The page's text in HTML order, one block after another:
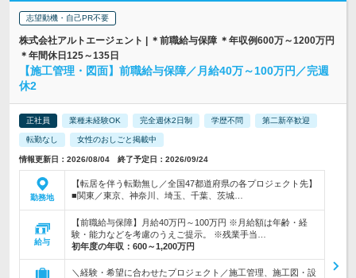
志望動機・自己PR不要
株式会社アルトエージェント | ＊前職給与保障 ＊年収例600万～1200万円
＊年間休日125～135日
【施工管理・図面】前職給与保障／月給40万～100万円／完週
休2
正社員 業種未経験OK 完全週休2日制 学歴不問 第二新卒歓迎
転勤なし 女性のおしごと掲載中
情報更新日：2026/08/04 終了予定日：2026/09/24
勤務地
【転居を伴う転勤無し／全国47都道府県の各プロジェクト先】
■関東／東京、神奈川、埼玉、千葉、茨城…
給与
【前職給与保障】月給40万円～100万円 ※月給額は年齢・経
験・能力などを考慮のうえご提示。 ※残業手当…
初年度の年収： 600～1,200万円
＼経験・希望に合わせたプロジェクト／施工管理、施工図・設